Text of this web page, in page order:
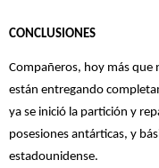
CONCLUSIONES
Compañeros, hoy más que
están entregando
ya se inició la partición y
posesiones antárticas, y
estadounidense.